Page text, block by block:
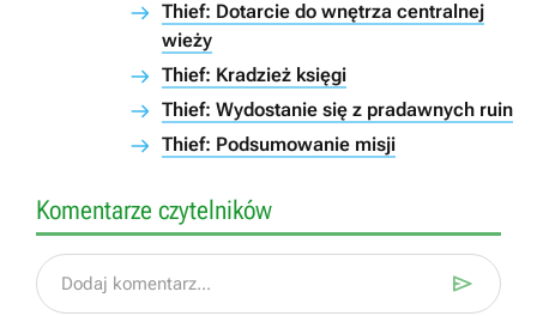
Thief: Dotarcie do wnętrza centralnej
wieży
Thief: Kradzież księgi
Thief: Wydostanie się z pradawnych ruin
Thief: Podsumowanie misji
Komentarze czytelników
Dodaj komentarz... 